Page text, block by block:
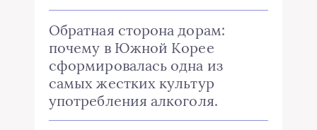
Обратная сторона дорам:
почему в Южной Корее
сформировалась одна из
самых жестких культур
употребления алкоголя.